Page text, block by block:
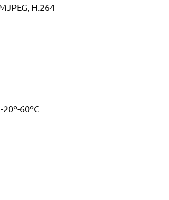
H.264
60ºC